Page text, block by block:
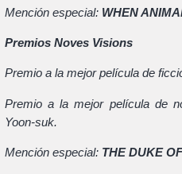
Mención especial: WHEN
Premios Noves Visions
Premio a la mejor película de
Premio a la mejor película de
Yoon-suk.
Mención especial: THE DUKE